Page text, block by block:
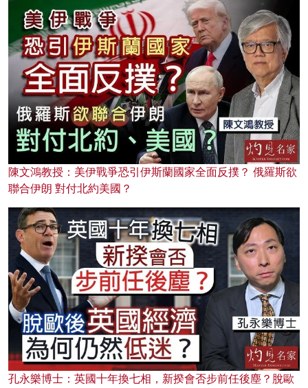
陳文鴻教授：美伊戰爭恐引伊斯蘭國家全面反撲？ 俄羅斯欲
聯合伊朗 對付北約美國？
孔永樂博士：英國十年換七相，新揆會否步前任後塵？脫歐